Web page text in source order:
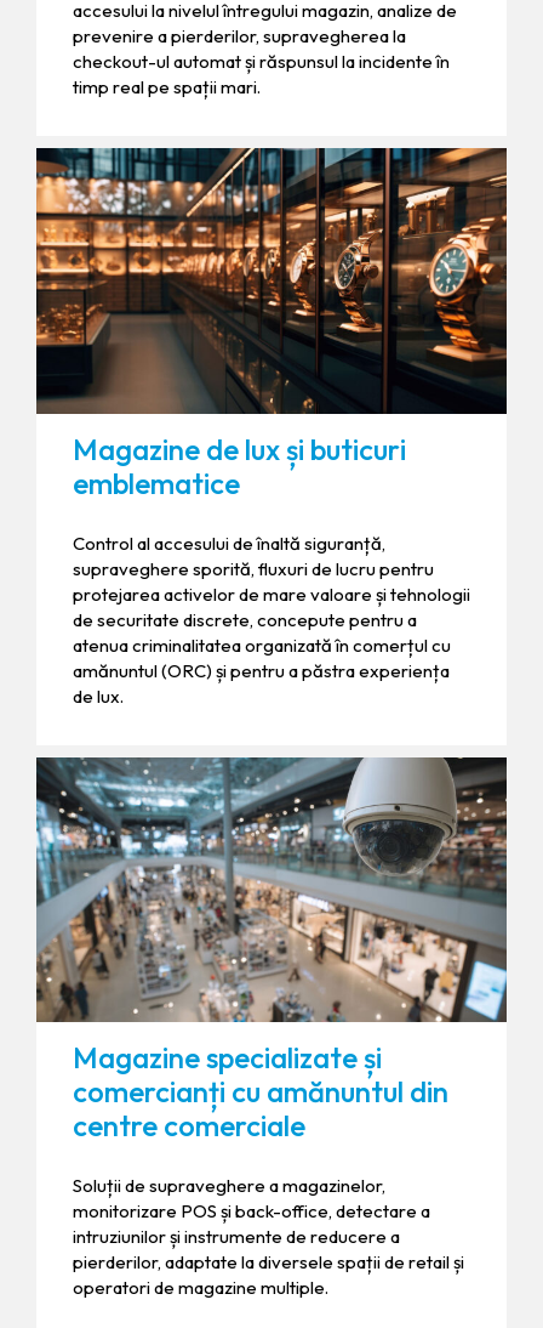
accesului la nivelul întregului magazin, analize de
prevenire a pierderilor, supravegherea la
checkout-ul automat și răspunsul la incidente în
timp real pe spații mari.
Magazine de lux și buticuri
emblematice
Control al accesului de înaltă siguranță,
supraveghere sporită, fluxuri de lucru pentru
protejarea activelor de mare valoare și tehnologii
de securitate discrete, concepute pentru a
atenua criminalitatea organizată în comerțul cu
amănuntul (ORC) și pentru a păstra experiența
de lux.
Magazine specializate și
comercianți cu amănuntul din
centre comerciale
Soluții de supraveghere a magazinelor,
monitorizare POS și back-office, detectare a
intruziunilor și instrumente de reducere a
pierderilor, adaptate la diversele spații de retail și
operatori de magazine multiple.